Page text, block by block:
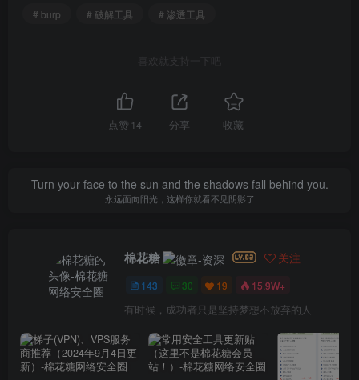
# burp
# 破解工具 # 渗透工具
喜欢就支持一下吧
点赞 14 分享 收藏
Turn your face to the sun and the shadows fall behind you.
永远面向阳光，这样你就看不见阴影了
棉花糖 关注
143 30 19 15.9W+
有时候，成功者只是坚持梦想不放弃的人